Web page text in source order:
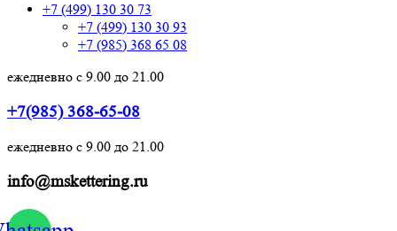
+7 (499) 130 30 73
+7 (499) 130 30 93
+7 (985) 368 65 08
ежедневно с 9.00 до 21.00
+7(985) 368-65-08
ежедневно с 9.00 до 21.00
info@mskettering.ru